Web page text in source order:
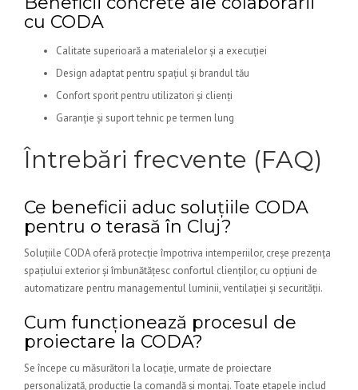
cu CODA
Calitate superioară a materialelor și a execuției
Design adaptat pentru spațiul și brandul tău
Confort sporit pentru utilizatori și clienți
Garanție și suport tehnic pe termen lung
Întrebări frecvente (FAQ)
Ce beneficii aduc soluțiile CODA
pentru o terasă în Cluj?
Soluțiile CODA oferă protecție împotriva intemperiilor, creșe prezența
spațiului exterior și îmbunătățesc confortul clienților, cu opțiuni de
automatizare pentru managementul luminii, ventilației și securității.
Cum funcționează procesul de
proiectare la CODA?
Se începe cu măsurători la locație, urmate de proiectare
personalizată, producție la comandă și montaj. Toate etapele includ